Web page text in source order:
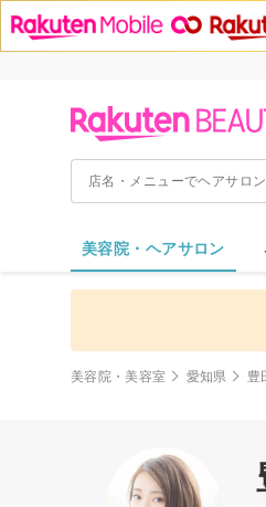
美容院・ヘアサロン
美容院・美容室 愛知県 豊